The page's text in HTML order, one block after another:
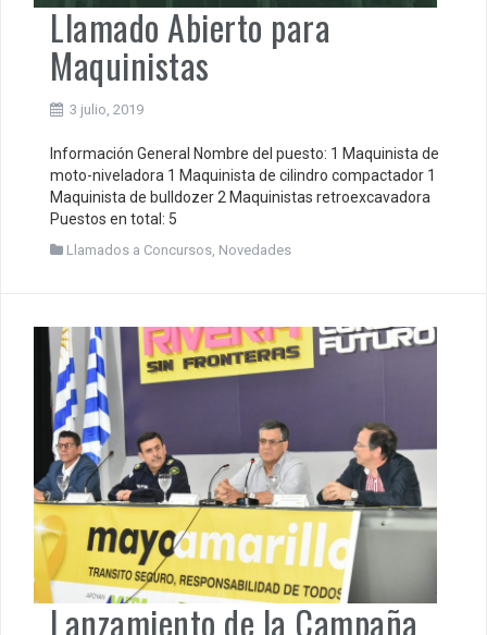
Llamado Abierto para
Maquinistas
3 julio, 2019
Información General Nombre del puesto: 1 Maquinista de
moto-niveladora 1 Maquinista de cilindro compactador 1
Maquinista de bulldozer 2 Maquinistas retroexcavadora
Puestos en total: 5
Llamados a Concursos, Novedades
Lanzamiento de la Campaña